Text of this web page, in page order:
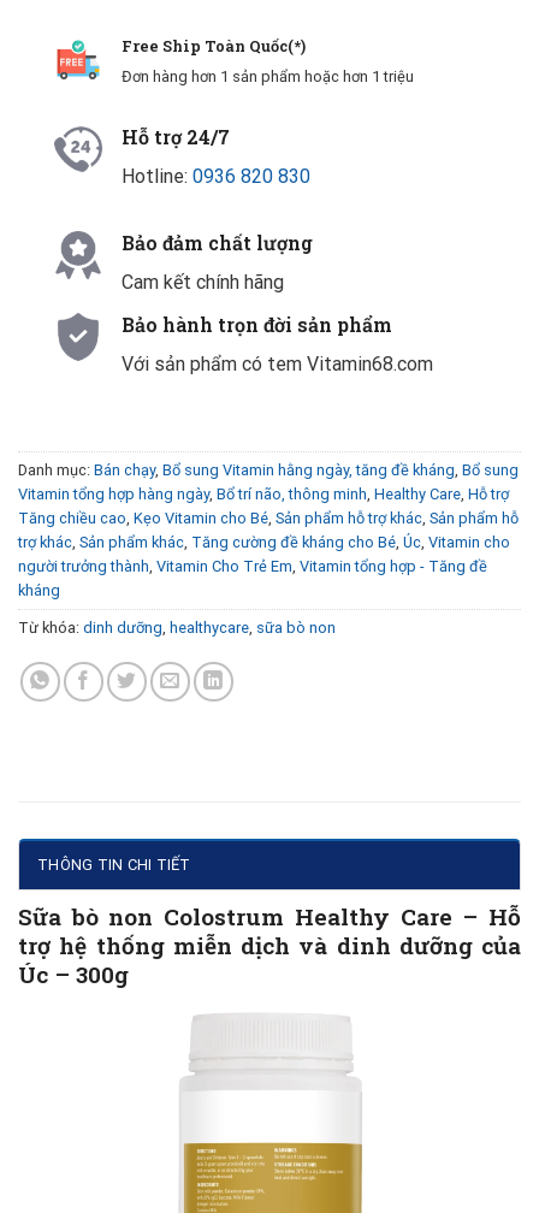
Free Ship Toàn Quốc(*)
Đơn hàng hơn 1 sản phẩm hoặc hơn 1 triệu
Hỗ trợ 24/7
Hotline: 0936 820 830
Bảo đảm chất lượng
Cam kết chính hãng
Bảo hành trọn đời sản phẩm
Với sản phẩm có tem Vitamin68.com
Danh mục: Bán chạy, Bổ sung Vitamin hằng ngày, tăng đề kháng Bổ sung
Vitamin tổng hợp hàng ngày, Bổ trí não, thông minh Healthy Care Hỗ trợ
Tăng chiều cao Kẹo Vitamin cho Bé Sản phẩm hỗ trợ khác Sản phẩm hỗ
trợ khác Sản phẩm khác Tăng cường đề kháng cho Bé Úc Vitamin cho
người trưởng thành Vitamin Cho Trẻ Em Vitamin tổng hợp - Tăng đề
kháng
Từ khóa: dinh dưỡng healthycare sữa bò non
THÔNG TIN CHI TIẾT
Sữa bò non Colostrum Healthy Care – Hỗ
trợ hệ thống miễn dịch và dinh dưỡng của
Úc – 300g